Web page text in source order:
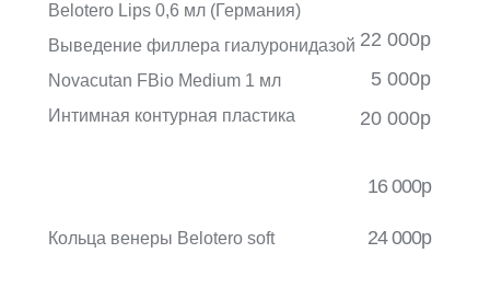
16 000р
22 000р
5 000р
20 000р
Belotero Lips 0,6 мл (Германия)
Выведение филлера гиалуронидазой
Novacutan FBio Medium 1 мл
Интимная контурная пластика
24 000р
Кольца венеры Belotero soft